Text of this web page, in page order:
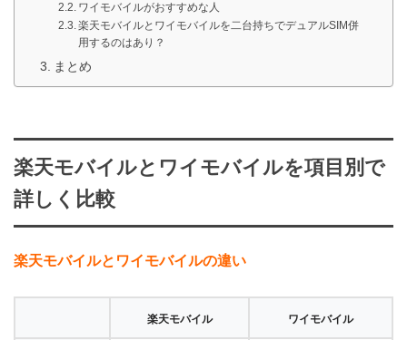
ワイモバイルがおすすめな人
楽天モバイルとワイモバイルを二台持ちでデュアルSIM併
用するのはあり？
まとめ
楽天モバイルとワイモバイルを項目別で
詳しく比較
楽天モバイルとワイモバイルの違い
楽天モバイル ワイモバイル